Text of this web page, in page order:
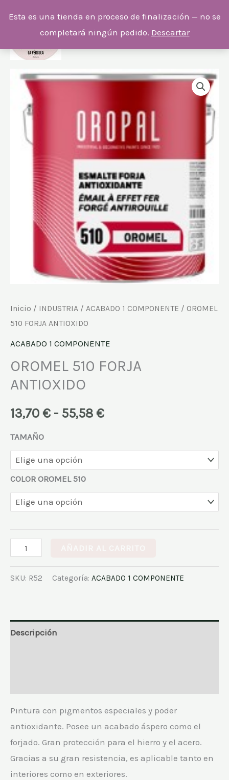
Esta es una tienda en proceso de finalización — no se
completará ningún pedido. Descartar
Inicio / INDUSTRIA / ACABADO 1 COMPONENTE / OROMEL
510 FORJA ANTIOXIDO
ACABADO 1 COMPONENTE
OROMEL 510 FORJA
ANTIOXIDO
13,70 € - 55,58 €
Rango
precios:
desde
13,70 €
hasta
55,58 €
TAMAÑO
COLOR OROMEL 510
OROMEL
FORJA
ANTIOXIDO
cantidad
SKU: R52 Categoría: ACABADO 1 COMPONENTE
Descripción
Pintura con pigmentos especiales y poder
antioxidante. Posee un acabado áspero como el
forjado. Gran protección para el hierro y el acero.
Gracias a su gran resistencia, es aplicable tanto en
interiores como en exteriores.